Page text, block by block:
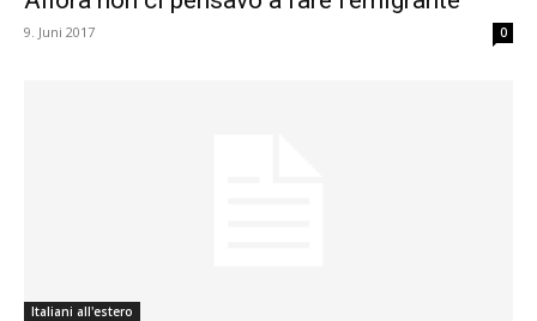
9. Juni 2017 0
Italiani all'estero